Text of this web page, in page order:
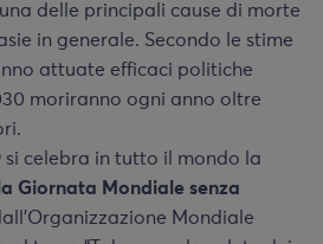
delle principali cause di morte
in generale. Secondo le stime
attuate efficaci politiche
moriranno ogni anno oltre
si celebra in tutto il mondo la
Giornata Mondiale senza
Mondiale